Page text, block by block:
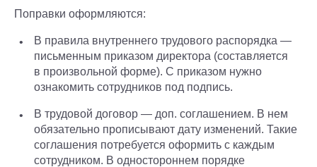
Поправки оформляются:
В правила внутреннего трудового распорядка —
письменным приказом директора (составляется
в произвольной форме). С приказом нужно
ознакомить сотрудников под подпись.
В трудовой договор — доп. соглашением. В нем
обязательно прописывают дату изменений. Такие
соглашения потребуется оформить с каждым
сотрудником. В одностороннем порядке